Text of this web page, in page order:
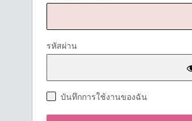
รหัสผ่าน
บันทึกการใช้งานของฉัน